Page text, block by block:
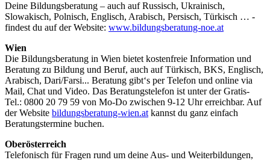
Deine Bildungsberatung – auch auf Russisch, Ukrainisch,
Slowakisch, Polnisch, Englisch, Arabisch, Persisch, Türkisch … -
findest du auf der Website: www.bildungsberatung-noe.at
Wien
Die Bildungsberatung in Wien bietet kostenfreie Information und
Beratung zu Bildung und Beruf, auch auf Türkisch, BKS, Englisch,
Arabisch, Dari/Farsi... Beratung gibt‘s per Telefon und online via
Mail, Chat und Video. Das Beratungstelefon ist unter der Gratis-
Tel.: 0800 20 79 59 von Mo-Do zwischen 9-12 Uhr erreichbar. Auf
der Website bildungsberatung-wien.atkannst du ganz einfach
Beratungstermine buchen.
Oberösterreich
Telefonisch für Fragen rund um deine Aus- und Weiterbildungen,